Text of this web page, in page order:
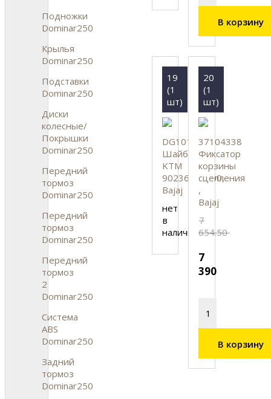
Подножки
Dominar250
Крылья
Dominar250
Подставки
Dominar250
Диски
колесные/
Покрышки
Dominar250
Передний
тормоз
Dominar250
Передний
тормоз
Dominar250
Передний
тормоз
2
Dominar250
Система
ABS
Dominar250
Задний
тормоз
Dominar250
В корзину
19
(1
шт)
DG101275
Шайба
KTM
90236015000,
Bajaj
нет
в
наличии
20
(1
шт)
37104338
Фиксатор
корзины
сцепления
,
Bajaj
7
654.50
7
390
В корзину